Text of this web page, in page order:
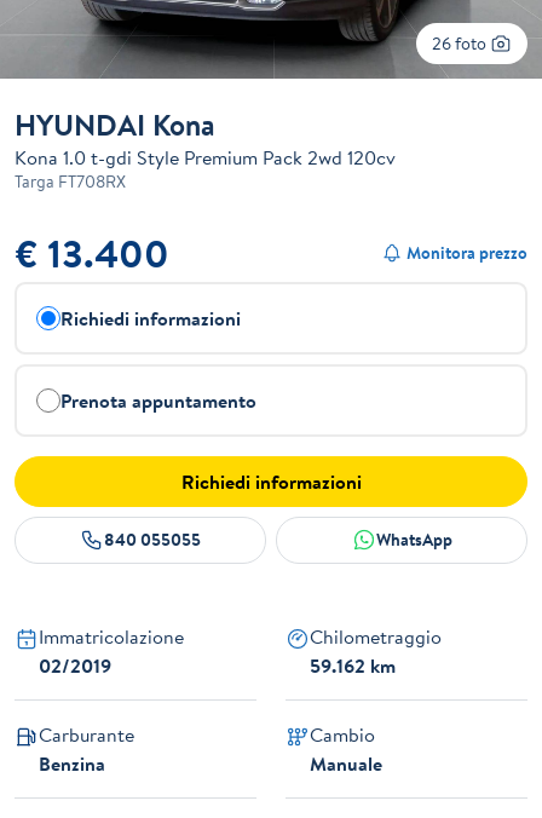
26 foto
HYUNDAI Kona
Kona 1.0 t-gdi Style Premium Pack 2wd 120cv
Targa FT708RX
€ 13.400 Monitora prezzo
Richiedi informazioni
Prenota appuntamento
Richiedi informazioni
840 055055 WhatsApp
Immatricolazione
02/2019
Chilometraggio
59.162 km
Carburante
Benzina
Cambio
Manuale